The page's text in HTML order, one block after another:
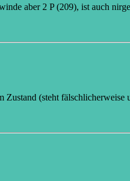
aber 2 P (209), ist auch
(steht fälschlicherweise